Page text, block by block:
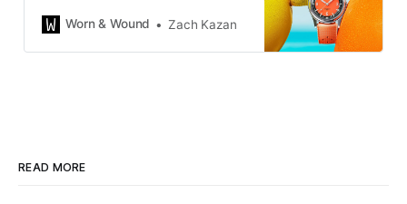
much more subtle way than many
Worn & Wound Zach Kazan
READ MORE